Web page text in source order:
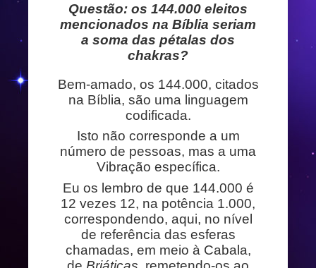
Questão: os 144.000 eleitos
mencionados na Bíblia seriam
a soma das pétalas dos
chakras?
Bem-amado, os 144.000, citados
na Bíblia, são uma linguagem
codificada.
Isto não corresponde a um
número de pessoas, mas a uma
Vibração específica.
Eu os lembro de que 144.000 é
12 vezes 12, na potência 1.000,
correspondendo, aqui, no nível
de referência das esferas
chamadas, em meio à Cabala,